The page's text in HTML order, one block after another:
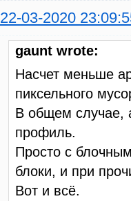
22-03-2020
gaunt wrote:
Насчет меньше
пиксельного
В общем случае,
профиль.
Просто с
блоки, и при
Вот и всё.